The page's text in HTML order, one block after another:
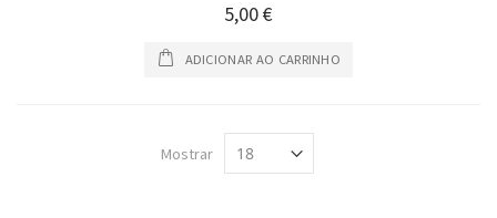
5,00 €
ADICIONAR AO CARRINHO
Mostrar